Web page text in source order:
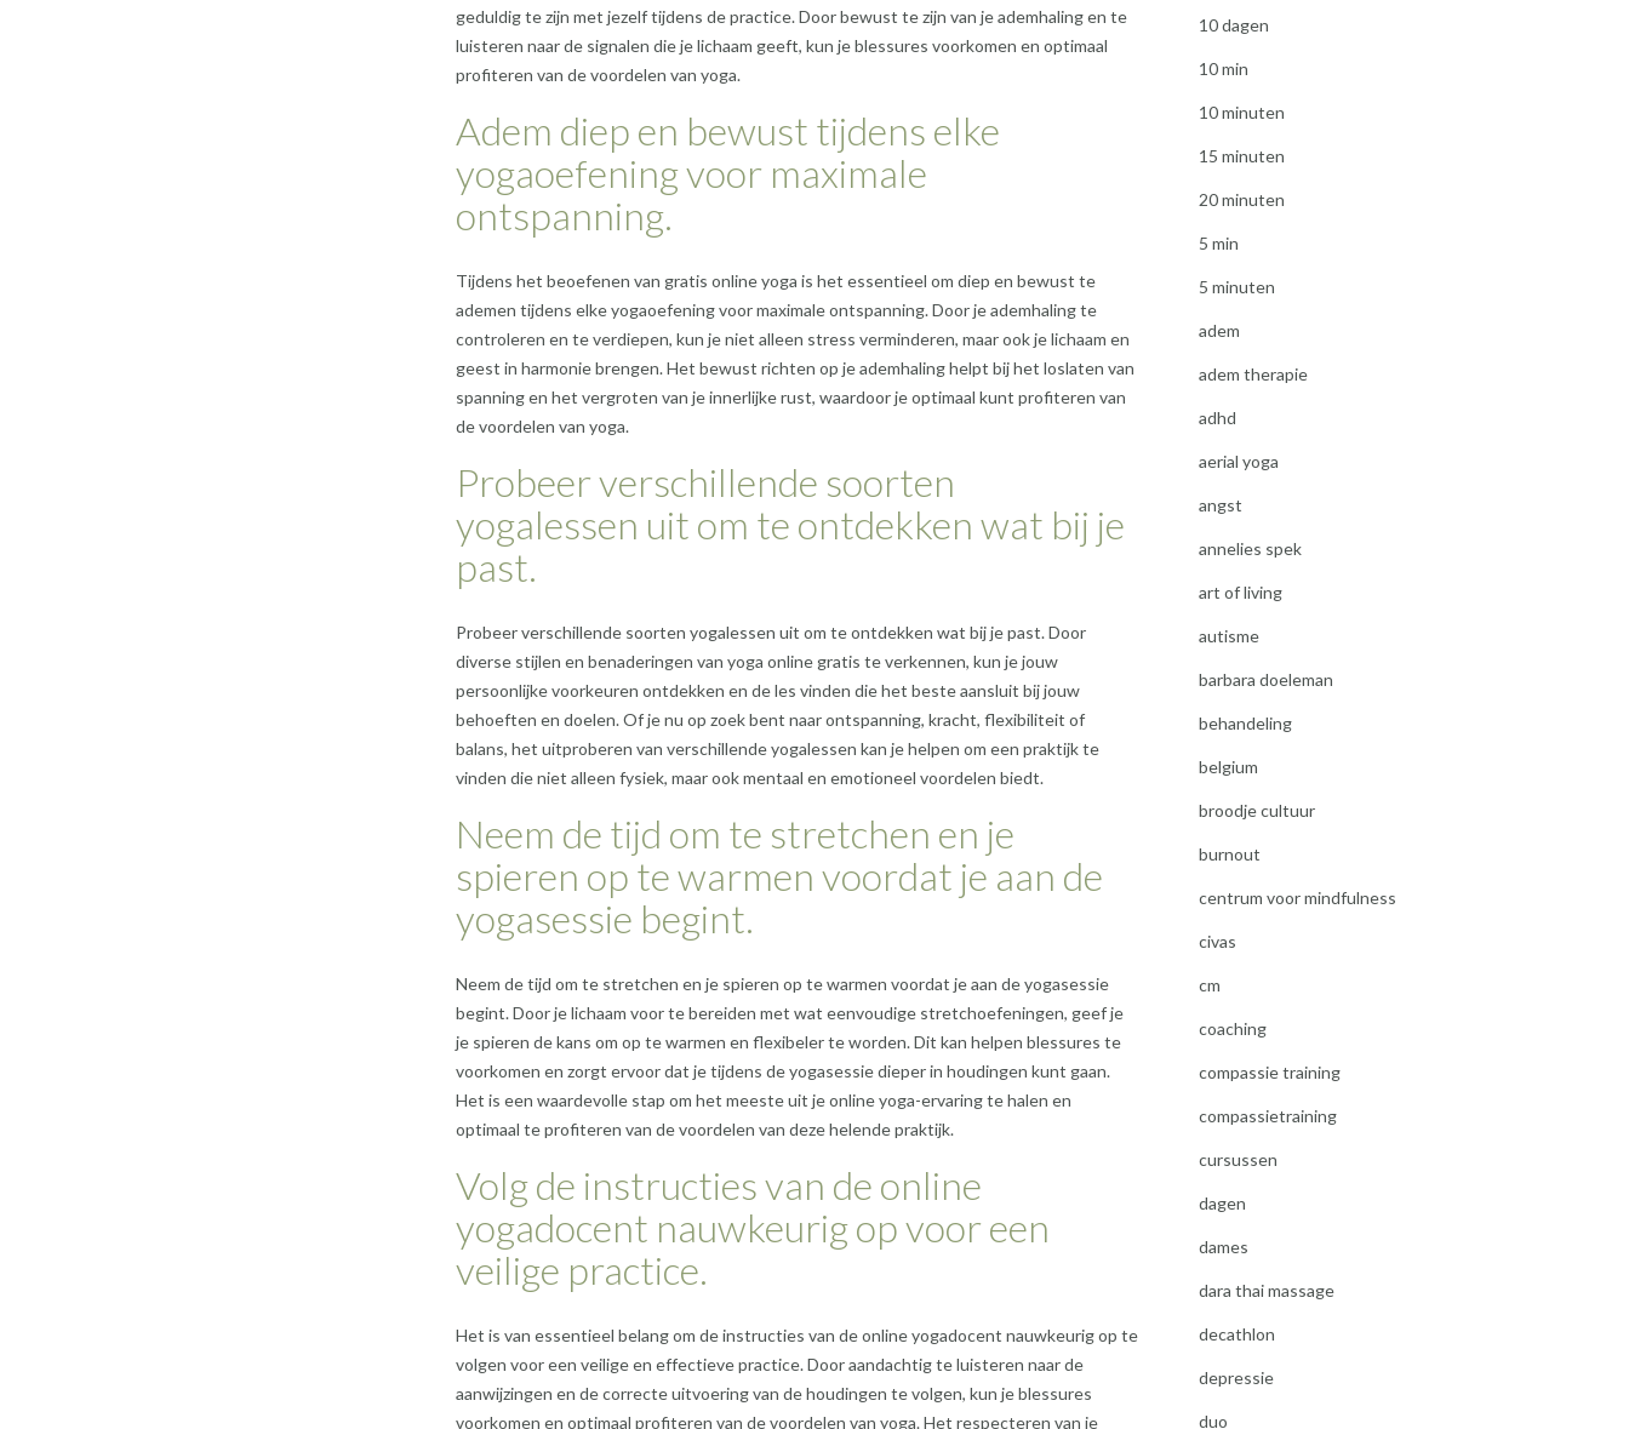
geduldig te zijn met jezelf tijdens de practice. Door bewust te zijn van je ademhaling en te
luisteren naar de signalen die je lichaam geeft, kun je blessures voorkomen en optimaal
profiteren van de voordelen van yoga.
Adem diep en bewust tijdens elke
yogaoefening voor maximale
ontspanning.
Tijdens het beoefenen van gratis online yoga is het essentieel om diep en bewust te
ademen tijdens elke yogaoefening voor maximale ontspanning. Door je ademhaling te
controleren en te verdiepen, kun je niet alleen stress verminderen, maar ook je lichaam en
geest in harmonie brengen. Het bewust richten op je ademhaling helpt bij het loslaten van
spanning en het vergroten van je innerlijke rust, waardoor je optimaal kunt profiteren van
de voordelen van yoga.
Probeer verschillende soorten
yogalessen uit om te ontdekken wat bij je
past.
Probeer verschillende soorten yogalessen uit om te ontdekken wat bij je past. Door
diverse stijlen en benaderingen van yoga online gratis te verkennen, kun je jouw
persoonlijke voorkeuren ontdekken en de les vinden die het beste aansluit bij jouw
behoeften en doelen. Of je nu op zoek bent naar ontspanning, kracht, flexibiliteit of
balans, het uitproberen van verschillende yogalessen kan je helpen om een praktijk te
vinden die niet alleen fysiek, maar ook mentaal en emotioneel voordelen biedt.
Neem de tijd om te stretchen en je
spieren op te warmen voordat je aan de
yogasessie begint.
Neem de tijd om te stretchen en je spieren op te warmen voordat je aan de yogasessie
begint. Door je lichaam voor te bereiden met wat eenvoudige stretchoefeningen, geef je
je spieren de kans om op te warmen en flexibeler te worden. Dit kan helpen blessures te
voorkomen en zorgt ervoor dat je tijdens de yogasessie dieper in houdingen kunt gaan.
Het is een waardevolle stap om het meeste uit je online yoga-ervaring te halen en
optimaal te profiteren van de voordelen van deze helende praktijk.
Volg de instructies van de online
yogadocent nauwkeurig op voor een
veilige practice.
Het is van essentieel belang om de instructies van de online yogadocent nauwkeurig op te
volgen voor een veilige en effectieve practice. Door aandachtig te luisteren naar de
aanwijzingen en de correcte uitvoering van de houdingen te volgen, kun je blessures
voorkomen en optimaal profiteren van de voordelen van yoga. Het respecteren van je
10 dagen
10 min
10 minuten
15 minuten
20 minuten
5 min
5 minuten
adem
adem therapie
adhd
aerial yoga
angst
annelies spek
art of living
autisme
barbara doeleman
behandeling
belgium
broodje cultuur
burnout
centrum voor mindfulness
civas
cm
coaching
compassie training
compassietraining
cursussen
dagen
dames
dara thai massage
decathlon
depressie
duo